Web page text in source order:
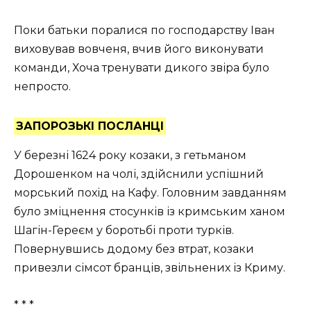
Поки батьки поралися по господарству Іван
виховував вовченя, вчив його виконувати
команди, Хоча тренувати дикого звіра було
непросто.
ЗАПОРОЗЬКІ ПОСЛАНЦІ
У березні 1624 року козаки, з гетьманом
Дорошенком на чолі, здійснили успішний
морський похід на Кафу. Головним завданням
було зміцнення стосунків із кримським ханом
Шагін-Гереєм у боротьбі проти турків.
Повернувшись додому без втрат, козаки
привезли сімсот бранців, звільнених із Криму.
* * *